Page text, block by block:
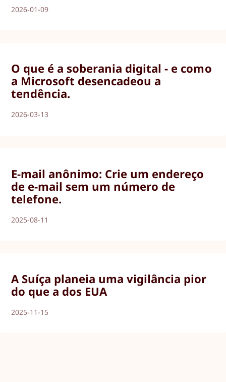
2026-01-09
O que é a soberania digital - e como
a Microsoft desencadeou a
tendência.
2026-03-13
E-mail anônimo: Crie um endereço
de e-mail sem um número de
telefone.
2025-08-11
A Suíça planeia uma vigilância pior
do que a dos EUA
2025-11-15